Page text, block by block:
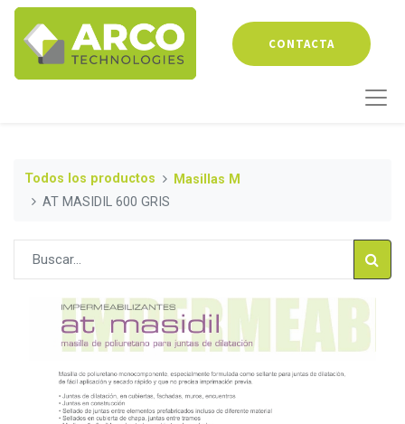
CONTACTA
Todos los productos
Masillas M
AT MASIDIL 600 GRIS